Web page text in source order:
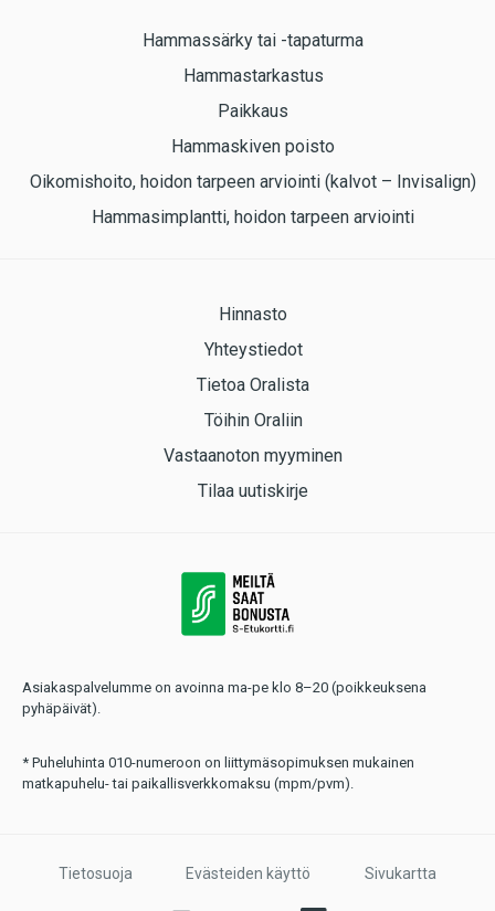
Hammassärky tai -tapaturma
Hammastarkastus
Paikkaus
Hammaskiven poisto
Oikomishoito, hoidon tarpeen arviointi (kalvot – Invisalign)
Hammasimplantti, hoidon tarpeen arviointi
Hinnasto
Yhteystiedot
Tietoa Oralista
Töihin Oraliin
Vastaanoton myyminen
Tilaa uutiskirje
Asiakaspalvelumme on avoinna ma-pe klo 8–20 (poikkeuksena
pyhäpäivät).
* Puheluhinta 010-numeroon on liittymäsopimuksen mukainen
matkapuhelu- tai paikallisverkkomaksu (mpm/pvm).
Tietosuoja Evästeiden käyttö Sivukartta